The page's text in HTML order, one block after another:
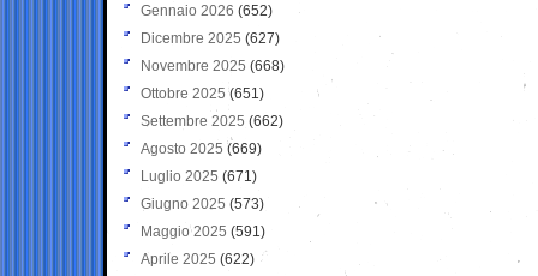
Gennaio 2026 (652)
Dicembre 2025 (627)
Novembre 2025 (668)
Ottobre 2025 (651)
Settembre 2025 (662)
Agosto 2025 (669)
Luglio 2025 (671)
Giugno 2025 (573)
Maggio 2025 (591)
Aprile 2025 (622)